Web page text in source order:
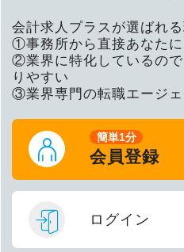
会計求人プラスが選ばれ
①事務所から直接あなたに
②業界に特化しているの
りやすい
③業界専門の転職エージェ
簡単1分
会員登録
ログイン